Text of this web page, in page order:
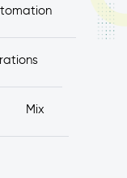
Mix